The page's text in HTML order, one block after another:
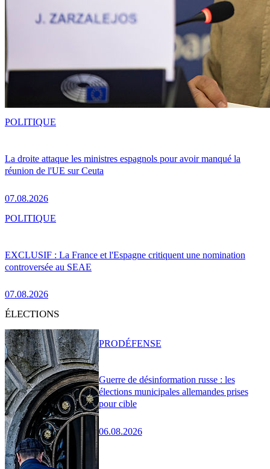
La droite attaque les ministres espagnols pour avoir manqué la
réunion de l'UE sur Ceuta
07.08.2026
POLITIQUE
EXCLUSIF : La France et l'Espagne critiquent une nomination
controversée au SEAE
07.08.2026
POLITIQUE
ÉLECTIONS
Guerre de désinformation russe : les
élections municipales allemandes prises
pour cible
06.08.2026
PRODÉFENSE